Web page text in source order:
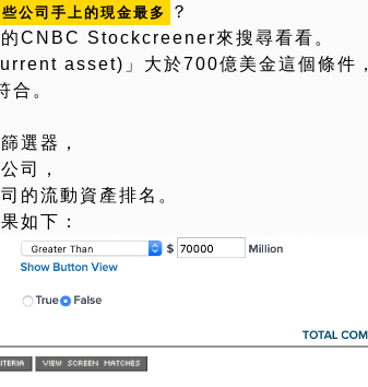
公司手上的現金最多
？
CNBC Stockcreener來搜尋看看。
asset)」大於700億美金這個條件，
合。
選器，
司，
的流動資產排名。
如下：